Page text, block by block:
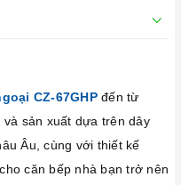
CZ-67GHP đến từ
sản xuất dựa trên dây
Âu, cùng với thiết kế
căn bếp nhà bạn trở nên